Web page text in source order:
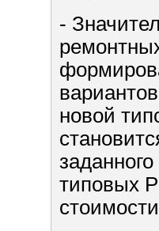
-
новой
типовых